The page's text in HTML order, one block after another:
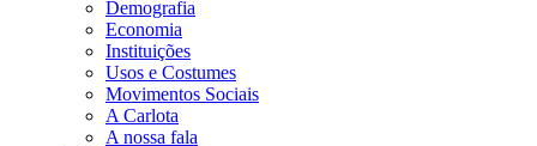
Demografia
Economia
Instituições
Usos e Costumes
Movimentos Sociais
A Carlota
A nossa fala